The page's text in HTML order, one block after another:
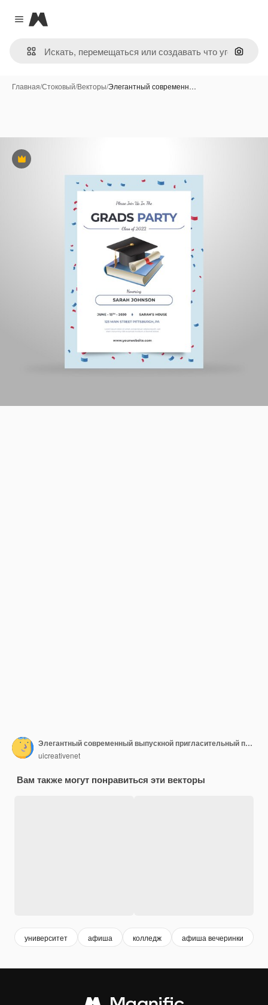
Close menu
Magnific
Поиск
Главная/Стоковый/Векторы/Элегантный современн…
Премиум
Элегантный современный выпускной пригласительный плакат Premium векторы
uicreativenet
Вам также могут понравиться эти векторы
университет афиша колледж афиша вечеринки